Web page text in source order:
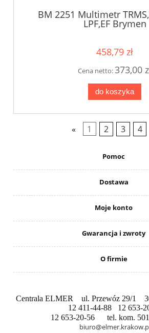
BM 2251 Multimetr
LPF,EF Brymen
458,79 zł
Cena netto:373,00
do koszyka
« 1 2 3 4
Pomoc
Dostawa
Moje konto
Gwarancja i zwroty
O firmie
Centrala ELMER ul. Przewóz 29/1
12 411-44-88 12 653-
12 653-20-56 tel. kom.